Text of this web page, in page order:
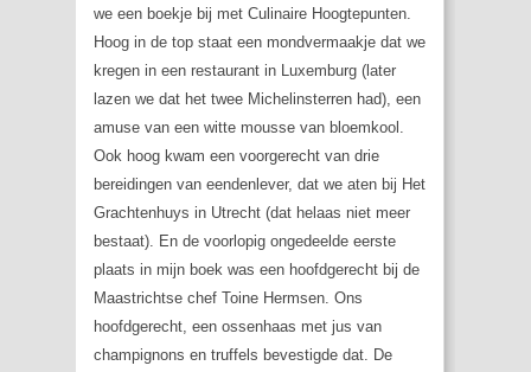
we een boekje bij met Culinaire Hoogtepunten.
Hoog in de top staat een mondvermaakje dat we
kregen in een restaurant in Luxemburg (later
lazen we dat het twee Michelinsterren had), een
amuse van een witte mousse van bloemkool.
Ook hoog kwam een voorgerecht van drie
bereidingen van eendenlever, dat we aten bij Het
Grachtenhuys in Utrecht (dat helaas niet meer
bestaat). En de voorlopig ongedeelde eerste
plaats in mijn boek was een hoofdgerecht bij de
Maastrichtse chef Toine Hermsen . Ons
hoofdgerecht, een ossenhaas met jus van
champignons en truffels bevestigde dat. De